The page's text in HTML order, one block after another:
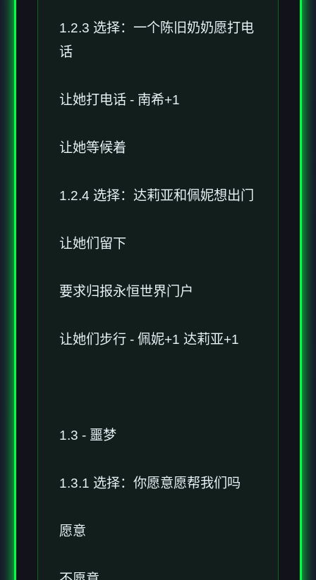
1.2.3 选择：一个陈旧奶奶愿打电
话
让她打电话 - 南希+1
让她等候着
1.2.4 选择：达莉亚和佩妮想出门
让她们留下
要求归报永恒世界门户
让她们步行 - 佩妮+1 达莉亚+1
1.3 - 噩梦
1.3.1 选择：你愿意愿帮我们吗
愿意